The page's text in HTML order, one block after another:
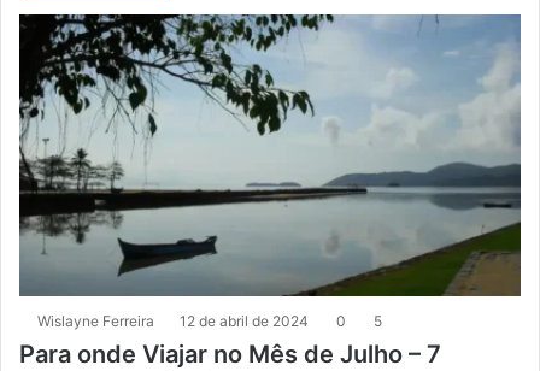
Wislayne Ferreira 12 de abril de 2024 0 5
Para onde Viajar no Mês de Julho – 7